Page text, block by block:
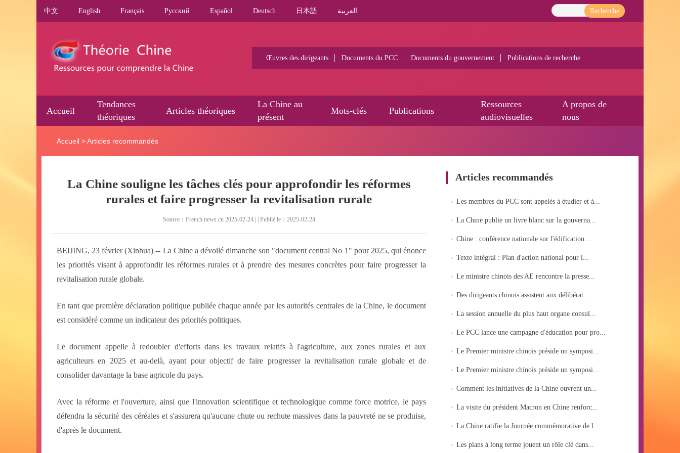
中文 English Français Pусский Español Deutsch 日本語 العربية Recherche
Œuvres des dirigeants Documents du PCC Documents du gouvernement Publications de recherche
Accueil
Tendances
théoriques
Articles théoriques
La Chine au
présent
Mots-clés Publications
Ressources
audiovisuelles
A propos de
nous
Accueil >Articles recommandés
La Chine souligne les tâches clés pour approfondir les réformes
rurales et faire progresser la revitalisation rurale
Source：French.news.cn 2025-02-24 | | Publié le：2025-02-24
BEIJING, 23 février (Xinhua) -- La Chine a dévoilé dimanche son "document central No 1" pour 2025, qui énonce
les priorités visant à approfondir les réformes rurales et à prendre des mesures concrètes pour faire progresser la
revitalisation rurale globale.
En tant que première déclaration politique publiée chaque année par les autorités centrales de la Chine, le document
est considéré comme un indicateur des priorités politiques.
Le document appelle à redoubler d'efforts dans les travaux relatifs à l'agriculture, aux zones rurales et aux
agriculteurs en 2025 et au-delà, ayant pour objectif de faire progresser la revitalisation rurale globale et de
consolider davantage la base agricole du pays.
Avec la réforme et l'ouverture, ainsi que l'innovation scientifique et technologique comme force motrice, le pays
défendra la sécurité des céréales et s'assurera qu'aucune chute ou rechute massives dans la pauvreté ne se produise,
d'après le document.
Articles recommandés
Les membres du PCC sont appelés à étudier et à...
La Chine publie un livre blanc sur la gouverna...
Chine : conférence nationale sur l'édification...
Texte intégral : Plan d'action national pour l...
Le ministre chinois des AE rencontre la presse...
Des dirigeants chinois assistent aux délibérat...
La session annuelle du plus haut organe consul...
Le PCC lance une campagne d'éducation pour pro...
Le Premier ministre chinois préside un symposi...
Le Premier ministre chinois préside un symposi...
Comment les initiatives de la Chine ouvrent un...
La visite du président Macron en Chine renforc...
La Chine ratifie la Journée commémorative de l...
Les plans à long terme jouent un rôle clé dans...